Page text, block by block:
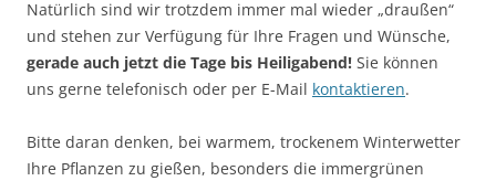
Natürlich sind wir trotzdem immer mal wieder „draußen“
und stehen zur Verfügung für Ihre Fragen und Wünsche,
gerade auch jetzt die Tage bis Heiligabend! Sie können
uns gerne telefonisch oder per E-Mail kontaktieren.
Bitte daran denken, bei warmem, trockenem Winterwetter
Ihre Pflanzen zu gießen, besonders die immergrünen